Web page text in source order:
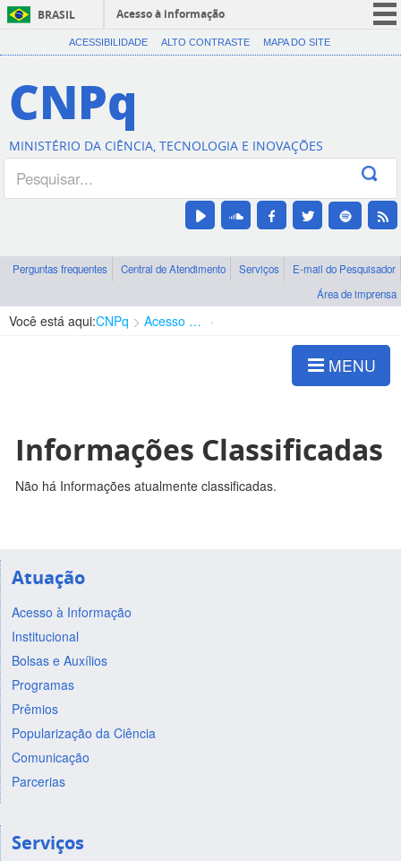
BRASIL
Acesso à informação
CORONAVÍRUS (COVID-19)
Canais
ACESSIBILIDADE ALTO CONTRASTE MAPA DO SITE
CNPq
MINISTÉRIO DA CIÊNCIA, TECNOLOGIA E INOVAÇÕES
Perguntas frequentes Central de Atendimento Serviços
E-mail do Pesquisador
Área de imprensa
Você está aqui:CNPq Acesso à Informação
MENU
Informações Classificadas
Não há Informações atualmente classificadas.
Atuação
Acesso à Informação
Institucional
Bolsas e Auxílios
Programas
Prêmios
Popularização da Ciência
Comunicação
Parcerias
Serviços